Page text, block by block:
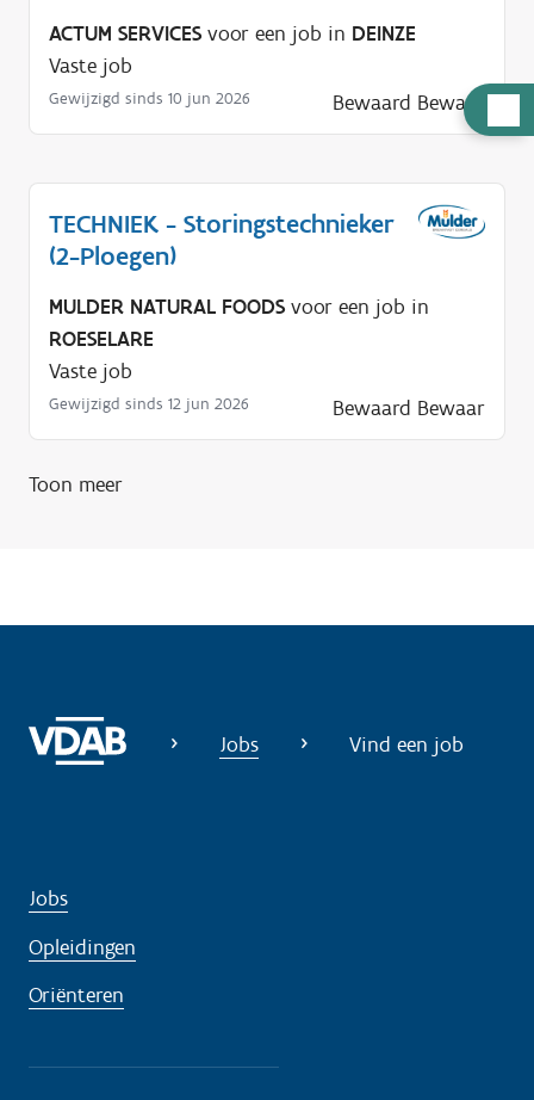
u
n
ACTUM SERVICES voor een job in DEINZE
Vaste job
Gewijzigd sinds 10 jun 2026 Bewaard Bewaar
TECHNIEK - Storingstechnieker
(2-Ploegen)
MULDER NATURAL FOODS voor een job in
ROESELARE
Vaste job
Gewijzigd sinds 12 jun 2026 Bewaard Bewaar
Toon meer
Jobs Vind een job
Jobs
Opleidingen
Oriënteren